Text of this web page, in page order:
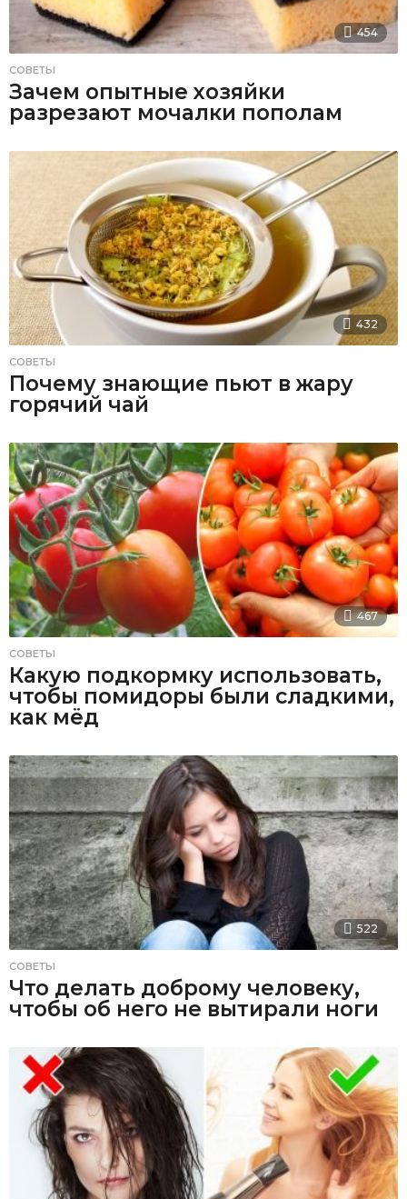
454
СОВЕТЫ
Зачем опытные хозяйки
разрезают мочалки пополам
432
СОВЕТЫ
Почему знающие пьют в жару
горячий чай
467
СОВЕТЫ
Какую подкормку использовать,
чтобы помидоры были сладкими,
как мёд
522
СОВЕТЫ
Что делать доброму человеку,
чтобы об него не вытирали ноги